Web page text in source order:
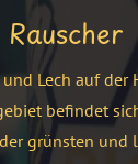
Lech auf der
befindet
grünsten und